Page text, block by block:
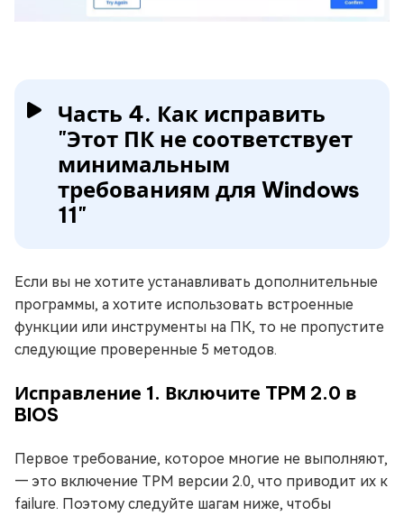
Часть 4. Как исправить
"Этот ПК не соответствует
минимальным
требованиям для Windows
11"
Если вы не хотите устанавливать дополнительные
программы, а хотите использовать встроенные
функции или инструменты на ПК, то не пропустите
следующие проверенные 5 методов.
Исправление 1. Включите TPM 2.0 в
BIOS
Первое требование, которое многие не выполняют,
— это включение TPM версии 2.0, что приводит их к
failure. Поэтому следуйте шагам ниже, чтобы